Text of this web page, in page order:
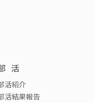
活
活紹介
活結果報告